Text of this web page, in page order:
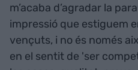
m’acaba d’agradar la
impressió que estiguem
vençuts, i no és només
en el sentit de 'ser